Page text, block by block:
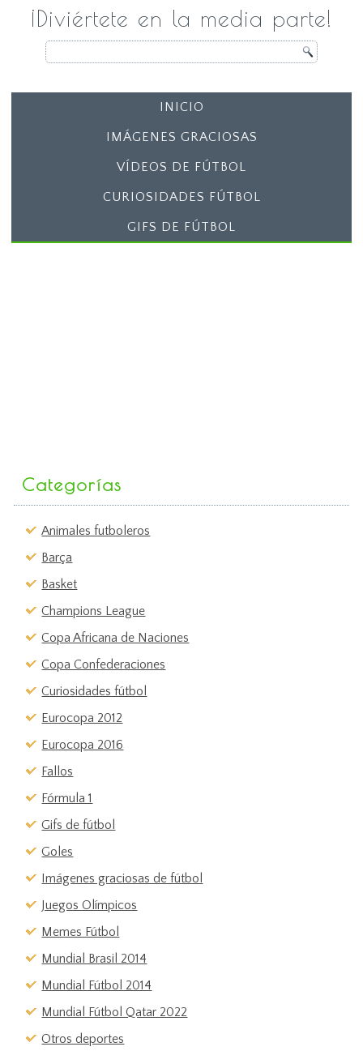
¡Diviértete en la media parte!
INICIO
IMÁGENES GRACIOSAS
VÍDEOS DE FÚTBOL
CURIOSIDADES FÚTBOL
GIFS DE FÚTBOL
Categorías
Animales futboleros
Barça
Basket
Champions League
Copa Africana de Naciones
Copa Confederaciones
Curiosidades fútbol
Eurocopa 2012
Eurocopa 2016
Fallos
Fórmula 1
Gifs de fútbol
Goles
Imágenes graciosas de fútbol
Juegos Olímpicos
Memes Fútbol
Mundial Brasil 2014
Mundial Fútbol 2014
Mundial Fútbol Qatar 2022
Otros deportes